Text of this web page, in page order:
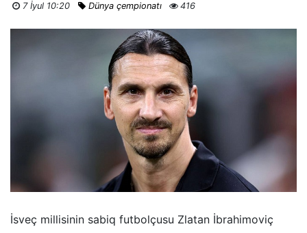
7 İyul 10:20 Dünya çempionatı 416
İsveç millisinin sabiq futbolçusu Zlatan İbrahimoviç